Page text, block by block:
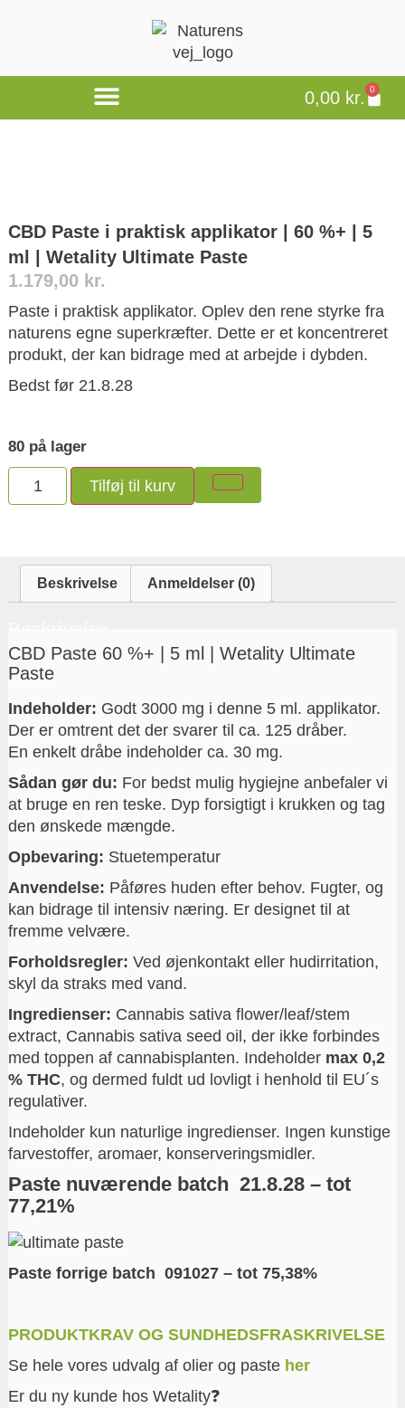
0,00 kr. 0
CBD Paste i praktisk applikator | 60 %+ | 5
ml | Wetality Ultimate Paste
1.179,00 kr.
Paste i praktisk applikator. Oplev den rene styrke fra
naturens egne superkræfter. Dette er et koncentreret
produkt, der kan bidrage med at arbejde i dybden.
Bedst før 21.8.28
80 på lager
Tilføj til kurv
Beskrivelse Anmeldelser (0)
CBD Paste 60 %+ | 5 ml | Wetality Ultimate
Paste
Indeholder: Godt 3000 mg i denne 5 ml. applikator.
Der er omtrent det der svarer til ca. 125 dråber.
En enkelt dråbe indeholder ca. 30 mg.
Sådan gør du: For bedst mulig hygiejne anbefaler vi
at bruge en ren teske. Dyp forsigtigt i krukken og tag
den ønskede mængde.
Opbevaring: Stuetemperatur
Anvendelse: Påføres huden efter behov. Fugter, og
kan bidrage til intensiv næring. Er designet til at
fremme velvære.
Forholdsregler: Ved øjenkontakt eller hudirritation,
skyl da straks med vand.
Ingredienser: Cannabis sativa flower/leaf/stem
extract, Cannabis sativa seed oil, der ikke forbindes
med toppen af cannabisplanten. Indeholder max 0,2
% THC, og dermed fuldt ud lovligt i henhold til EU´s
regulativer.
Indeholder kun naturlige ingredienser. Ingen kunstige
farvestoffer, aromaer, konserveringsmidler.
Paste nuværende batch 21.8.28 – tot
77,21%
Paste forrige batch 091027 – tot 75,38%
PRODUKTKRAV OG SUNDHEDSFRASKRIVELSE
Se hele vores udvalg af olier og paste her
Er du ny kunde hos Wetality❓